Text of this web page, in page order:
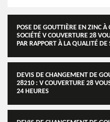
POSE DE GOUTTIÈRE EN ZINC
SOCIÉTÉ V COUVERTURE 28
PAR RAPPORT À LA QUALITÉ DE
DEVIS DE CHANGEMENT DE
28210 : V COUVERTURE 28
24 HEURES